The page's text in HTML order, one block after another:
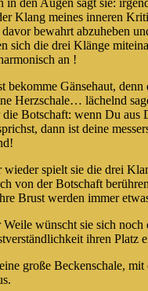
Klang meines inneren
davor bewahrt abzuheben
sich die drei Klänge
an !
bekomme Gänsehaut,
Herzschale… lächelnd
Botschaft: wenn Du aus
dann ist deine
spielt sie die drei
von der Botschaft
Brust werden immer
wünscht sie sich
ihren Platz
große Beckenschale,